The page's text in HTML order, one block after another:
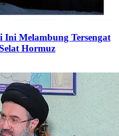
Melambung Tersengat
Hormuz